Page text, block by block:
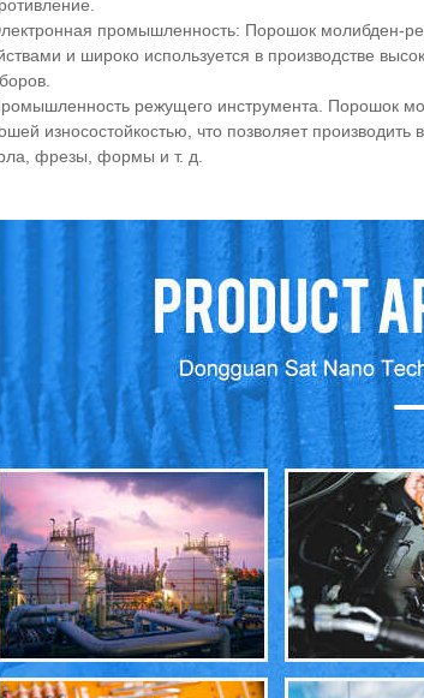
промышленность: Порошок молибден-
и широко используется в производстве
режущего инструмента. Порошок
износостойкостью, что позволяет
фрезы, формы и т. д.